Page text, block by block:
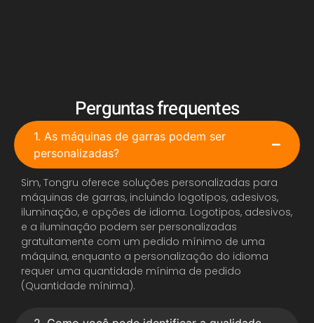
Perguntas frequentes
1. As máquinas de garras podem ser
personalizadas?
Sim, Tongru oferece soluções personalizadas para
máquinas de garras, incluindo logotipos, adesivos,
iluminação, e opções de idioma. Logotipos, adesivos,
e a iluminação podem ser personalizadas
gratuitamente com um pedido mínimo de uma
máquina, enquanto a personalização do idioma
requer uma quantidade mínima de pedido
(Quantidade mínima).